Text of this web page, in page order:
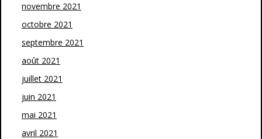
novembre 2021
octobre 2021
septembre 2021
août 2021
juillet 2021
juin 2021
mai 2021
avril 2021